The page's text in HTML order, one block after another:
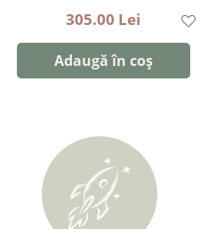
305.00 Lei
Adaugă în coș